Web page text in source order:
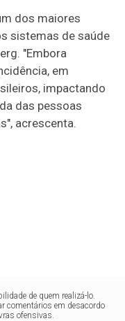
dos maiores
sistemas de saúde
"Embora
em
impactando
das pessoas
acrescenta.
de quem realizá-lo.
comentários em desacordo
ofensivas.